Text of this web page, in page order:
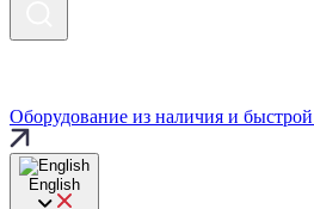
Оборудование из наличия и
English